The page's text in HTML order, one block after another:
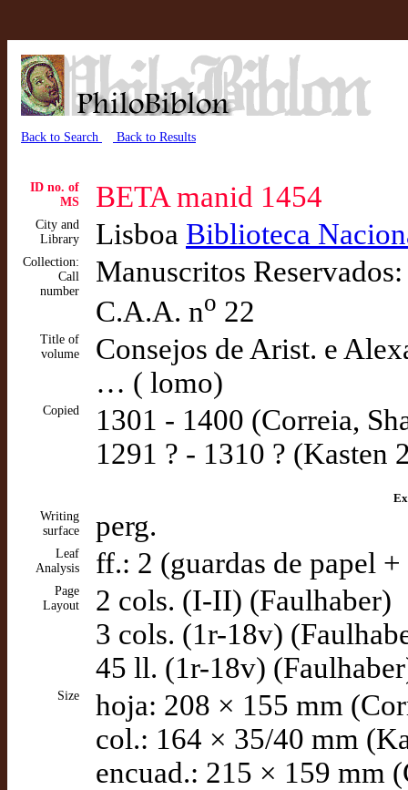
Back to Search Back to Results
ID no. of
MS
BETA manid 1454
City and
Library
Lisboa Biblioteca
Collection:
Call
number
Manuscritos
C.A.A. no 22
Title of
volume
Consejos de Arist. e
… ( lomo)
Copied
1301 - 1400 (Correia,
1291 ? - 1310 ? (Kasten
Writing
surface
perg.
Leaf
Analysis
ff.: 2 (guardas de papel
Page
Layout
2 cols. (I-II) (Faulhaber)
3 cols. (1r-18v)
45 ll. (1r-18v)
Size
hoja: 208 × 155 mm
col.: 164 × 35/40 mm
encuad.: 215 × 159 mm